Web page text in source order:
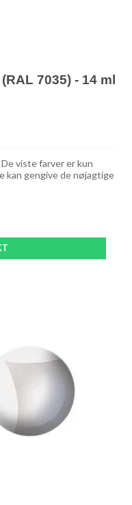
7035) - 14 ml
viste farver er kun
kan gengive de nøjagtige